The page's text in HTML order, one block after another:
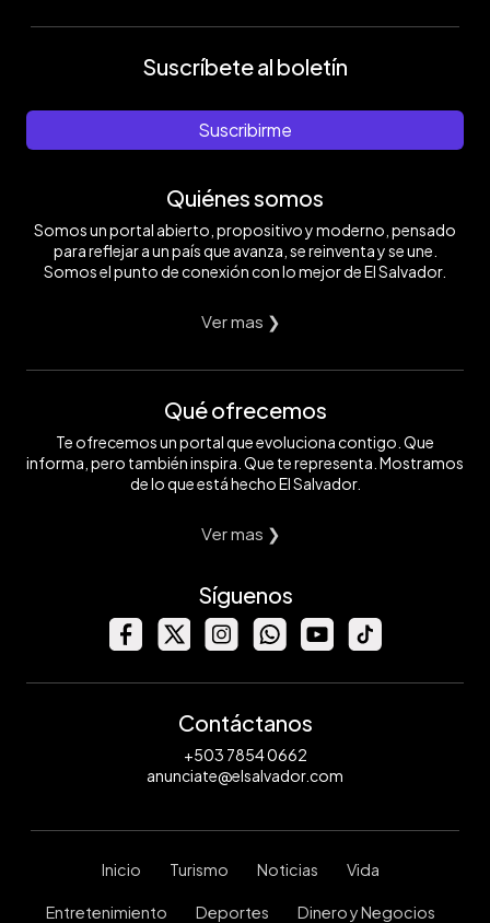
Suscríbete al boletín
Suscribirme
Quiénes somos
Somos un portal abierto, propositivo y moderno, pensado
para reflejar a un país que avanza, se reinventa y se une.
Somos el punto de conexión con lo mejor de El Salvador.
Ver mas ❯
Qué ofrecemos
Te ofrecemos un portal que evoluciona contigo. Que
informa, pero también inspira. Que te representa. Mostramos
de lo que está hecho El Salvador.
Ver mas ❯
Síguenos
Contáctanos
+503 7854 0662
anunciate@elsalvador.com
Inicio Turismo Noticias Vida
Entretenimiento Deportes Dinero y Negocios